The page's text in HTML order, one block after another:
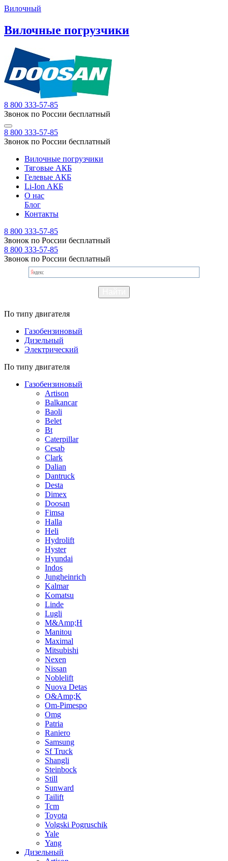
Вилочный
Вилочные погрузчики
8 800 333-57-85
Звонок по России бесплатный
8 800 333-57-85
Звонок по России бесплатный
Вилочные погрузчики
Тяговые АКБ
Гелевые АКБ
Li-Ion АКБ
О нас
Блог
Контакты
8 800 333-57-85
Звонок по России бесплатный
8 800 333-57-85
Звонок по России бесплатный
По типу двигателя
Газобензиновый
Дизельный
Электрический
По типу двигателя
Газобензиновый
Artison
Balkancar
Baoli
Belet
Bt
Caterpillar
Cesab
Clark
Dalian
Dantruck
Desta
Dimex
Doosan
Fimsa
Halla
Heli
Hydrolift
Hyster
Hyundai
Indos
Jungheinrich
Kalmar
Komatsu
Linde
Lugli
M&Amp;H
Manitou
Maximal
Mitsubishi
Nexen
Nissan
Noblelift
Nuova Detas
O&Amp;K
Om-Pimespo
Omg
Patria
Raniero
Samsung
Sf Truck
Shangli
Steinbock
Still
Sunward
Tailift
Tcm
Toyota
Volgski Pogruschik
Yale
Yang
Дизельный